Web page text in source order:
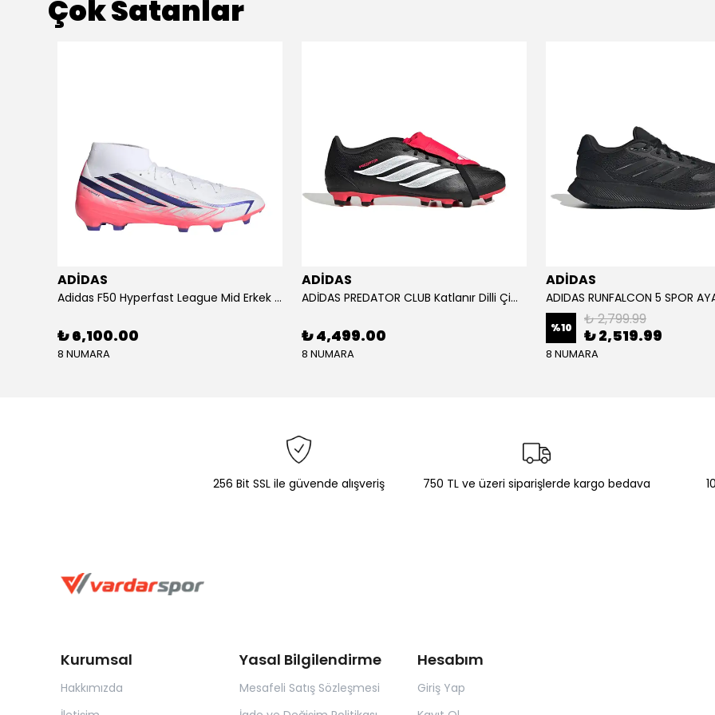
Çok Satanlar
ADİDAS
Adidas F50 Hyperfast League Mid Erkek Krampon (IH7090)
₺ 6,100.00
8 NUMARA
ADİDAS
ADİDAS PREDATOR CLUB Katlanır Dilli Çim Saha/Çoklu Zemin Kramponu JR3330
₺ 4,499.00
8 NUMARA
ADİDAS
%10 ₺ 2,799.99
₺ 2,519.99
8 NUMARA
256 Bit SSL ile güvende alışveriş 750 TL ve üzeri siparişlerde kargo bedava
Kurumsal
Hakkımızda
Yasal Bilgilendirme
Mesafeli Satış Sözleşmesi
Hesabım
Giriş Yap